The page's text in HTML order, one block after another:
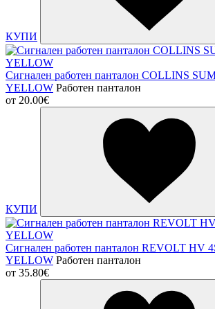
КУПИ
Сигнален работен панталон COLLINS
YELLOW Работен панталон
от 20.00€
КУПИ
Сигнален работен панталон REVOLT HV
YELLOW Работен панталон
от 35.80€